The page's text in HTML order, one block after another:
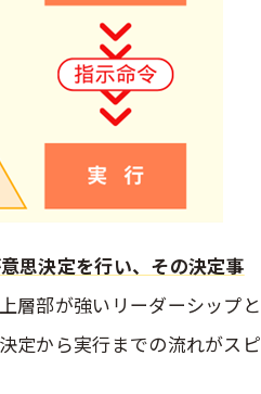
思決定を行い、その決定事
上層部が強いリーダーシップと
定から実行までの流れがスピ